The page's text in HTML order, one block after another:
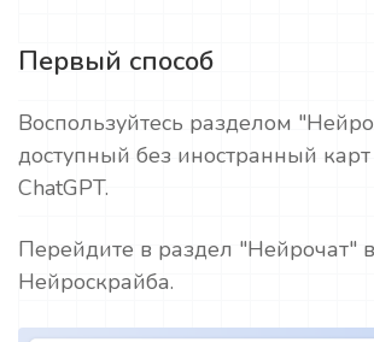
Первый способ
Воспользуйтесь разделом
доступный без иностранный
ChatGPT.
Перейдите в раздел "Нейрочат"
Нейроскрайба.